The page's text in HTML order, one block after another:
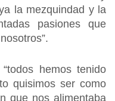
la mezquindad y la
pasiones que
hemos tenido
quisimos ser como
que nos alimentaba